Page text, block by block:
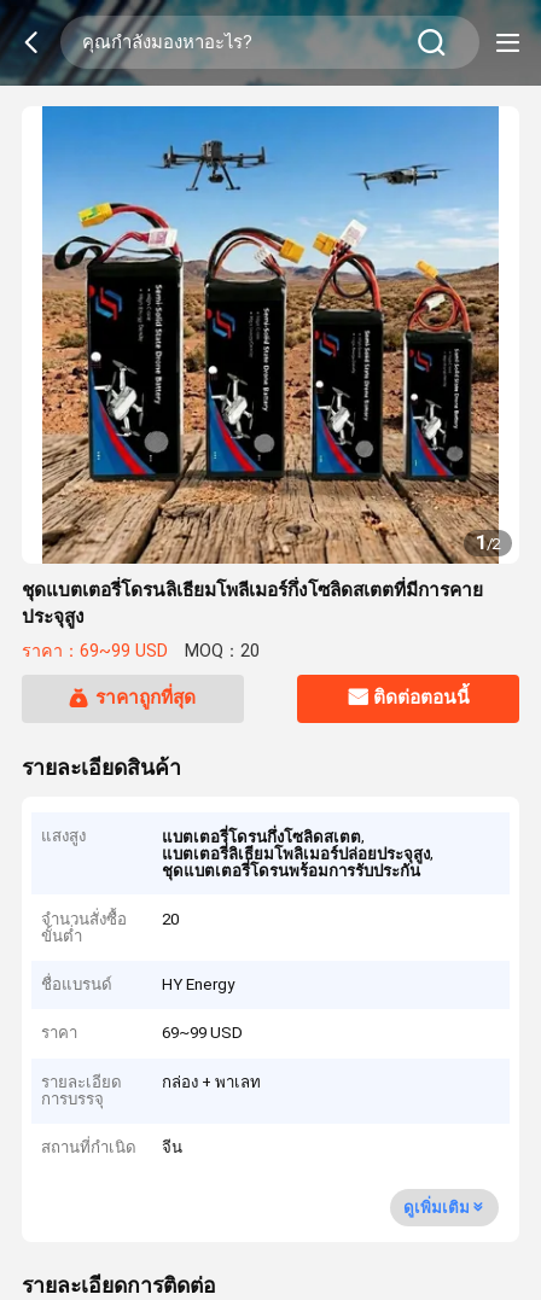
1/2
ชุดแบตเตอรี่โดรนลิเธียมโพลีเมอร์กึ่งโซลิดสเตตที่มีการคาย
ประจุสูง
ราคา：69~99 USD MOQ：20
ราคาถูกที่สุด ติดต่อตอนนี้
รายละเอียดสินค้า
แสงสูง แบตเตอรี่โดรนกึ่งโซลิดสเตต,
แบตเตอรี่ลิเธียมโพลิเมอร์ปล่อยประจุสูง,
ชุดแบตเตอรี่โดรนพร้อมการรับประกัน
จำนวนสั่งซื้อ
ขั้นต่ำ
20
ชื่อแบรนด์ HY Energy
ราคา 69~99 USD
รายละเอียด
การบรรจุ
กล่อง + พาเลท
สถานที่กำเนิด จีน
ดูเพิ่มเติม
รายละเอียดการติดต่อ